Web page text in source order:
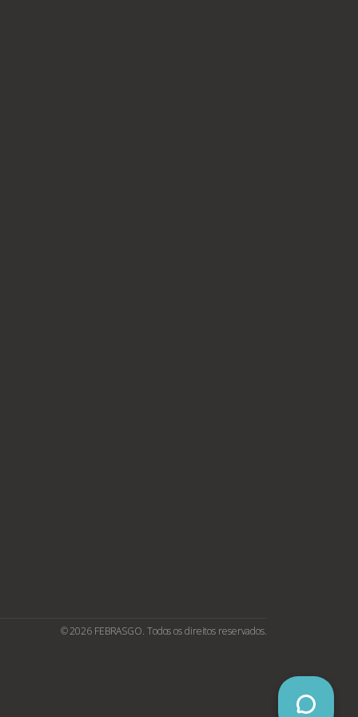
© 2026 FEBRASGO. Todos os direitos reservados.